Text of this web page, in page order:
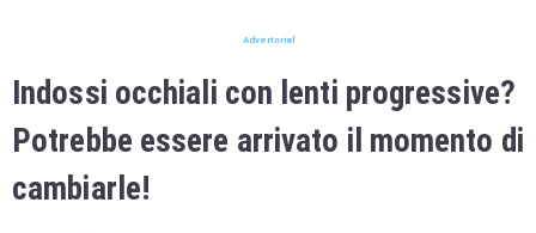
Advertorial
Indossi occhiali con lenti progressive?
Potrebbe essere arrivato il momento di
cambiarle!